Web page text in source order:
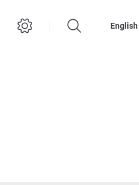
English